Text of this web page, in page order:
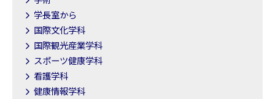
学長室から
国際文化学科
国際観光産業学科
スポーツ健康学科
看護学科
健康情報学科